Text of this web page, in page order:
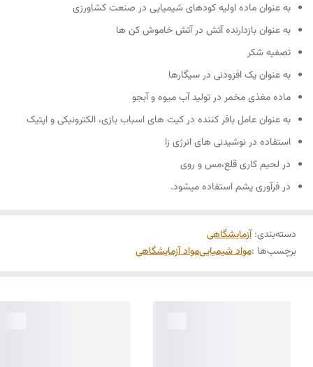
به عنوان ماده اولیه کودهای شیمیایی در صنعت کشاورزی
به عنوان بازدارنده آتش در آتش خاموش کن ها
تصفیه شکر
به عنوان یک افزودنی در سیگارها
ماده مغذی مخمر در تولید آب میوه و آبجو
به عنوان عامل بافر کننده در کیت های اسباب بازی، الکترونیکی و اپتیک
استفاده در نوشیدنی های انرژی زا
در لحیم کاری قلع،مس و روی
در فرآوری پشم استفاده میشود.
دسته‌بندی:آزمایشگاهی
برچسب‌ها :مواد شیمیاییمواد آزمایشگاهی